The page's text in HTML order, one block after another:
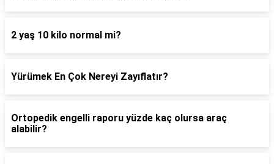
2 yaş 10 kilo normal mi?
Yürümek En Çok Nereyi Zayıflatır?
Ortopedik engelli raporu yüzde kaç olursa araç
alabilir?